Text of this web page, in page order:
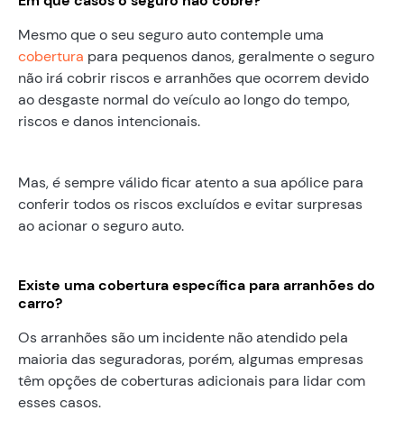
Mesmo que o seu seguro auto contemple uma
cobertura para pequenos danos, geralmente o seguro
não irá cobrir riscos e arranhões que ocorrem devido
ao desgaste normal do veículo ao longo do tempo,
riscos e danos intencionais.
Mas, é sempre válido ficar atento a sua apólice para
conferir todos os riscos excluídos e evitar surpresas
ao acionar o seguro auto.
Existe uma cobertura específica para arranhões do
carro?
Os arranhões são um incidente não atendido pela
maioria das seguradoras, porém, algumas empresas
têm opções de coberturas adicionais para lidar com
esses casos.